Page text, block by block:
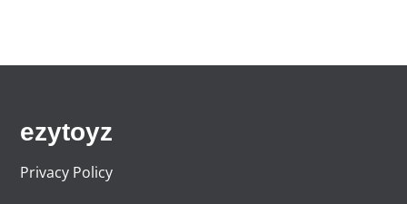
ezytoyz
Privacy Policy